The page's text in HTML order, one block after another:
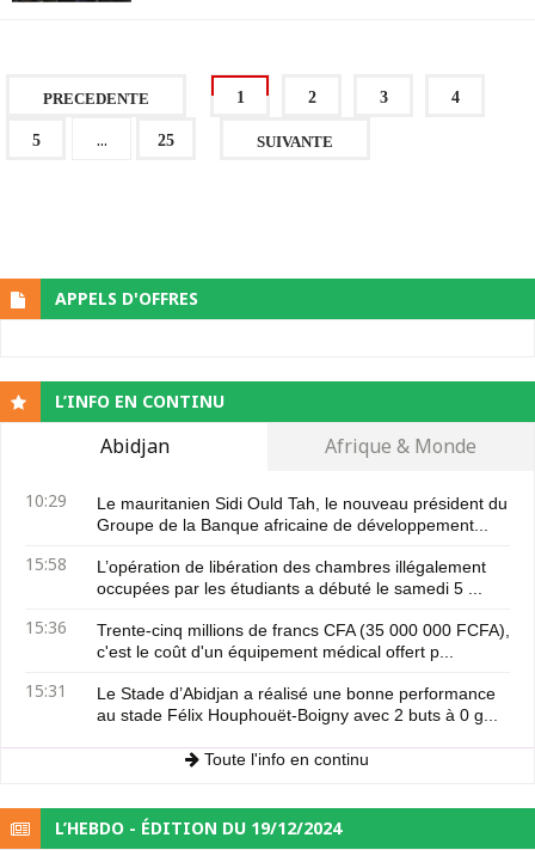
PRECEDENTE 1 2 3 4
5 ... 25 SUIVANTE
APPELS D'OFFRES
L’INFO EN CONTINU
Abidjan Afrique & Monde
10:29
Le mauritanien Sidi Ould Tah, le nouveau président du
Groupe de la Banque africaine de développement...
15:58
L’opération de libération des chambres illégalement
occupées par les étudiants a débuté le samedi 5 ...
15:36
Trente-cinq millions de francs CFA (35 000 000 FCFA),
c'est le coût d'un équipement médical offert p...
15:31
Le Stade d’Abidjan a réalisé une bonne performance
au stade Félix Houphouët-Boigny avec 2 buts à 0 g...
Toute l'info en continu
L’HEBDO - ÉDITION DU 19/12/2024